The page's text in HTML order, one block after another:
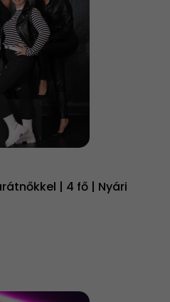
| 4 fő | Nyári